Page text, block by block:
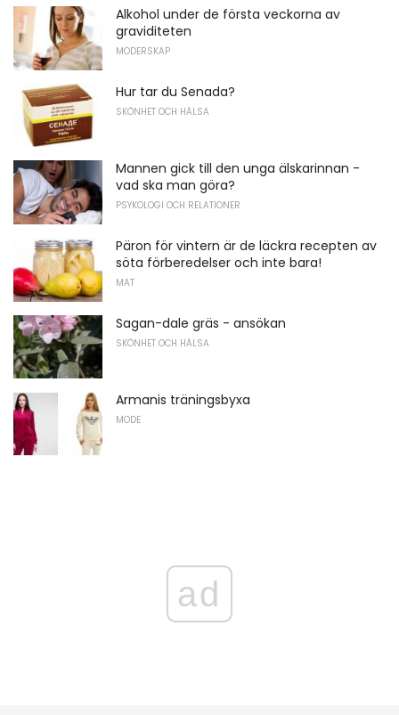
Alkohol under de första veckorna av
graviditeten
MODERSKAP
Hur tar du Senada?
SKÖNHET OCH HÄLSA
Mannen gick till den unga älskarinnan -
vad ska man göra?
PSYKOLOGI OCH RELATIONER
Päron för vintern är de läckra recepten av
söta förberedelser och inte bara!
MAT
Sagan-dale gräs - ansökan
SKÖNHET OCH HÄLSA
Armanis träningsbyxa
MODE
ad